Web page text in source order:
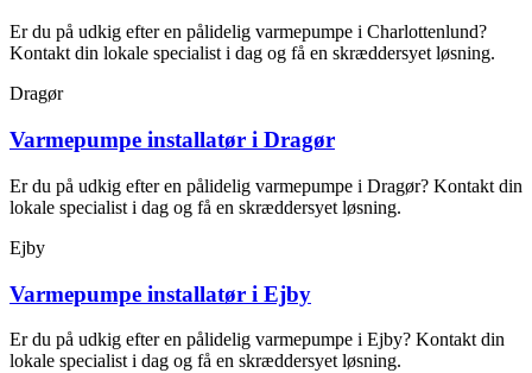
Er du på udkig efter en pålidelig varmepumpe i Charlottenlund?
Kontakt din lokale specialist i dag og få en skræddersyet løsning.
Dragør
Varmepumpe installatør i Dragør
Er du på udkig efter en pålidelig varmepumpe i Dragør? Kontakt din
lokale specialist i dag og få en skræddersyet løsning.
Ejby
Varmepumpe installatør i Ejby
Er du på udkig efter en pålidelig varmepumpe i Ejby? Kontakt din
lokale specialist i dag og få en skræddersyet løsning.